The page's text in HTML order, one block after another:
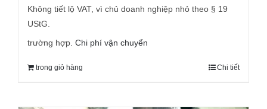
9,95 €
là:
Không tiết lộ VAT, vì chủ doanh nghiệp nhỏ theo § 19
UStG.
trường hợp. Chi phí vận chuyển
trong giỏ hàng Chi tiết